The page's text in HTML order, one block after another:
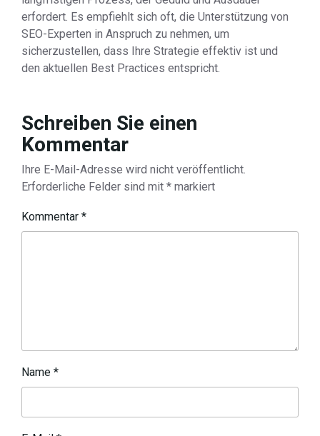
erfordert. Es empfiehlt sich oft, die Unterstützung von
SEO-Experten in Anspruch zu nehmen, um
sicherzustellen, dass Ihre Strategie effektiv ist und
den aktuellen Best Practices entspricht.
Schreiben Sie einen
Kommentar
Ihre E-Mail-Adresse wird nicht veröffentlicht.
Erforderliche Felder sind mit * markiert
Kommentar *
Name *